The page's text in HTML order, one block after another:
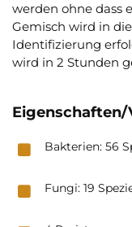
werden ohne dass
Gemisch wird in
Identifizierung
wird in 2 Stunden
Eigenschaften/
Bakterien: 56
Fungi: 19